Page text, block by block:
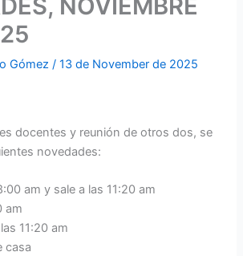
NOVIEMBRE
Gómez/13 de November de 2025
docentes y reunión de otros dos, se
novedades:
am y sale a las 11:20 am
am
11:20 am
casa